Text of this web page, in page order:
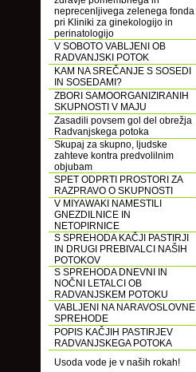
neprecenljivega zelenega fonda
pri Kliniki za ginekologijo in
perinatologijo
V SOBOTO VABLJENI OB
RADVANJSKI POTOK
KAM NA SREČANJE S SOSEDI
IN SOSEDAMI?
ZBORI SAMOORGANIZIRANIH
SKUPNOSTI V MAJU
Zasadili povsem gol del obrežja
Radvanjskega potoka
Skupaj za skupno, ljudske
zahteve kontra predvolilnim
objubam
SPET ODPRTI PROSTORI ZA
RAZPRAVO O SKUPNOSTI
V MIYAWAKI NAMESTILI
GNEZDILNICE IN
NETOPIRNICE
S SPREHODA KAČJI PASTIRJI
IN DRUGI PREBIVALCI NAŠIH
POTOKOV
S SPREHODA DNEVNI IN
NOČNI LETALCI OB
RADVANJSKEM POTOKU
VABLJENI NA NARAVOSLOVNE
SPREHODE
POPIS KAČJIH PASTIRJEV
RADVANJSKEGA POTOKA
Usoda vode je v naših rokah!